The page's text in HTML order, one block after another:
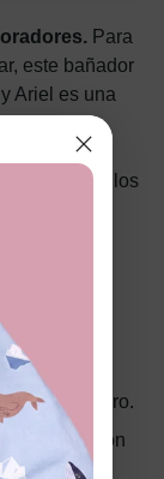
Para
este bañador
Ariel es una
cuello alto
cremallera
volantes y los
fantasía.
los
por los
y el cloro.
con